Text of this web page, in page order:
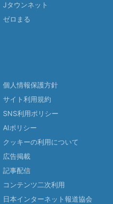
Jタウンネット
ゼロまる
個人情報保護方針
サイト利用規約
SNS利用ポリシー
AIポリシー
クッキーの利用について
広告掲載
記事配信
コンテンツ二次利用
日本インターネット報道協会